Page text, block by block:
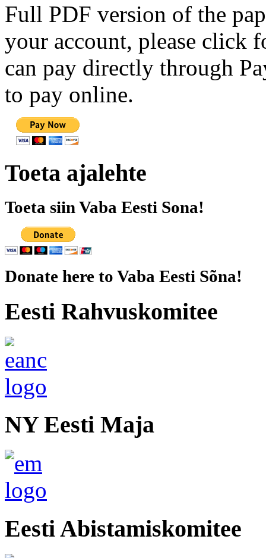
Full PDF version of the
your account, please click
can pay directly through
to pay online.
Toeta ajalehte
Toeta siin Vaba Eesti Sona!
Donate here to Vaba Eesti Sõna!
Eesti Rahvuskomitee
NY Eesti Maja
Eesti Abistamiskomitee